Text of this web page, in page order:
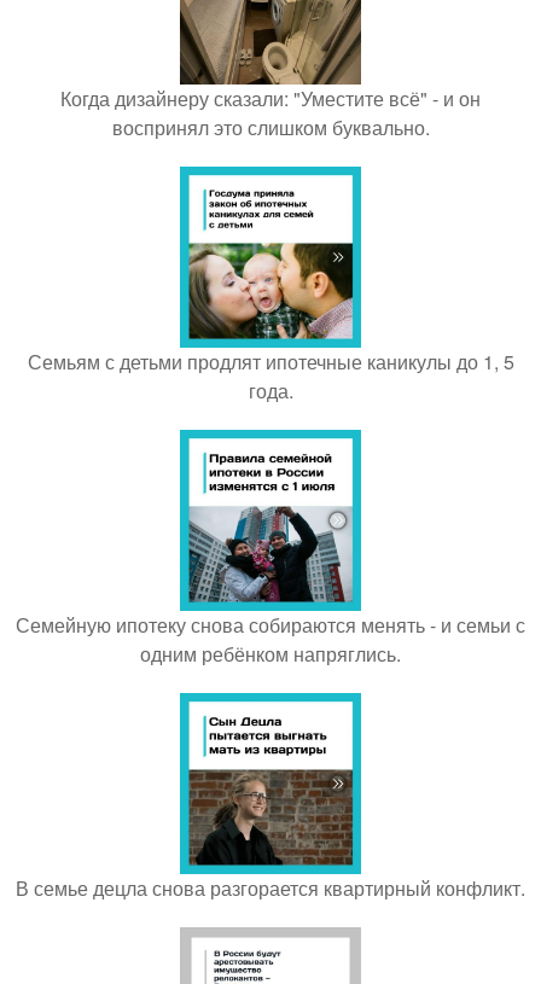
Когда дизайнеру сказали: "Уместите всё" - и он
воспринял это слишком буквально.
Семьям с детьми продлят ипотечные каникулы до 1, 5
года.
Семейную ипотеку снова собираются менять - и семьи с
одним ребёнком напряглись.
В семье децла снова разгорается квартирный конфликт.